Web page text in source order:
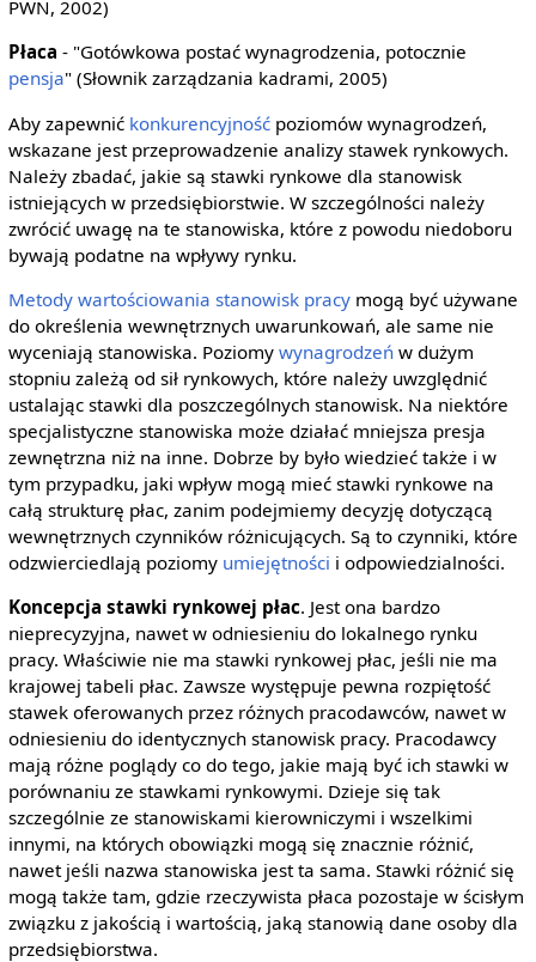
PWN, 2002)
Płaca - "Gotówkowa postać wynagrodzenia, potocznie
pensja" (Słownik zarządzania kadrami, 2005)
Aby zapewnić konkurencyjnośćpoziomów wynagrodzeń,
wskazane jest przeprowadzenie analizy stawek rynkowych.
Należy zbadać, jakie są stawki rynkowe dla stanowisk
istniejących w przedsiębiorstwie. W szczególności należy
zwrócić uwagę na te stanowiska, które z powodu niedoboru
bywają podatne na wpływy rynku.
Metody wartościowania stanowisk pracymogą być używane
do określenia wewnętrznych uwarunkowań, ale same nie
wyceniają stanowiska. Poziomy wynagrodzeńw dużym
stopniu zależą od sił rynkowych, które należy uwzględnić
ustalając stawki dla poszczególnych stanowisk. Na niektóre
specjalistyczne stanowiska może działać mniejsza presja
zewnętrzna niż na inne. Dobrze by było wiedzieć także i w
tym przypadku, jaki wpływ mogą mieć stawki rynkowe na
całą strukturę płac, zanim podejmiemy decyzję dotyczącą
wewnętrznych czynników różnicujących. Są to czynniki, które
odzwierciedlają poziomy umiejętności i odpowiedzialności.
Koncepcja stawki rynkowej płac. Jest ona bardzo
nieprecyzyjna, nawet w odniesieniu do lokalnego rynku
pracy. Właściwie nie ma stawki rynkowej płac, jeśli nie ma
krajowej tabeli płac. Zawsze występuje pewna rozpiętość
stawek oferowanych przez różnych pracodawców, nawet w
odniesieniu do identycznych stanowisk pracy. Pracodawcy
mają różne poglądy co do tego, jakie mają być ich stawki w
porównaniu ze stawkami rynkowymi. Dzieje się tak
szczególnie ze stanowiskami kierowniczymi i wszelkimi
innymi, na których obowiązki mogą się znacznie różnić,
nawet jeśli nazwa stanowiska jest ta sama. Stawki różnić się
mogą także tam, gdzie rzeczywista płaca pozostaje w ścisłym
związku z jakością i wartością, jaką stanowią dane osoby dla
przedsiębiorstwa.